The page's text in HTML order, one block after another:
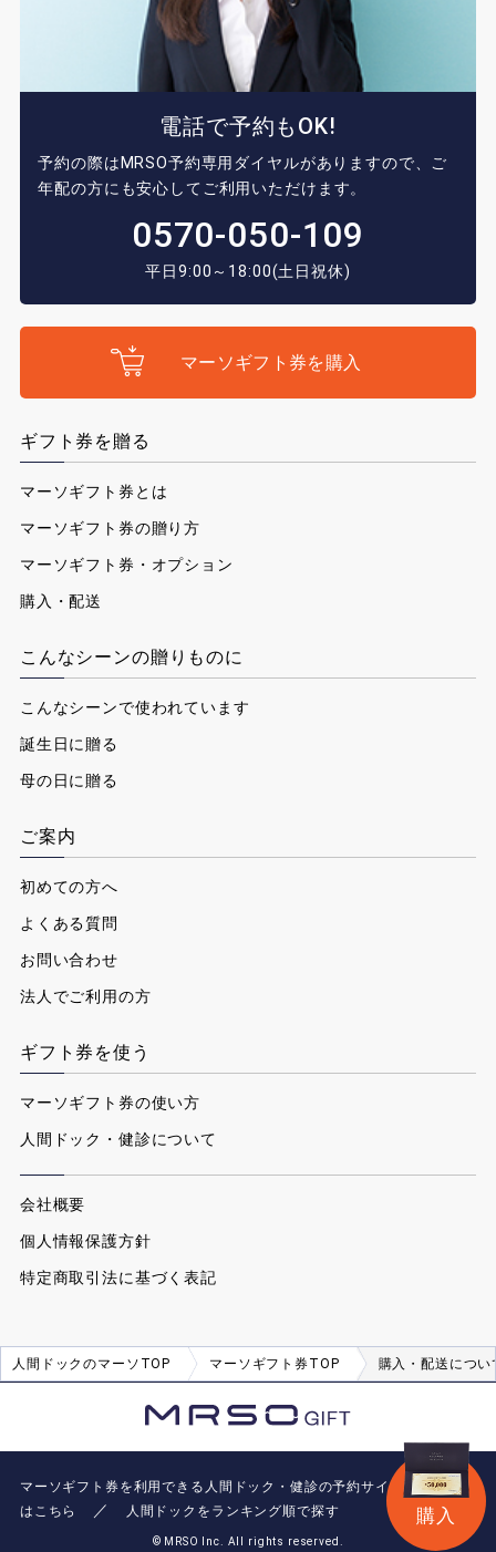
電話で予約もOK!
予約の際はMRSO予約専用ダイヤルがありますので、ご
年配の方にも安心してご利用いただけます。
0570-050-109
平日9:00～18:00(土日祝休)
マーソギフト券を購入
ギフト券を贈る
マーソギフト券とは
マーソギフト券の贈り方
マーソギフト券・オプション
購入・配送
こんなシーンの贈りものに
こんなシーンで使われています
誕生日に贈る
母の日に贈る
ご案内
初めての方へ
よくある質問
お問い合わせ
法人でご利用の方
ギフト券を使う
マーソギフト券の使い方
人間ドック・健診について
会社概要
個人情報保護方針
特定商取引法に基づく表記
人間ドックのマーソTOP マーソギフト券TOP 購入・配送につい
購入
マーソギフト券を利用できる人間ドック・健診の予約サイト「マーソ」
はこちら
／ 人間ドックをランキング順で探す
© MRSO Inc. All rights reserved.